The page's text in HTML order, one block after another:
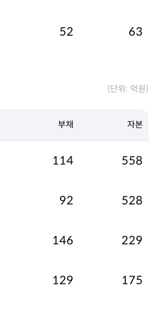
52 63
(단위: 억원)
부채 자본
114 558
92 528
146 229
129 175